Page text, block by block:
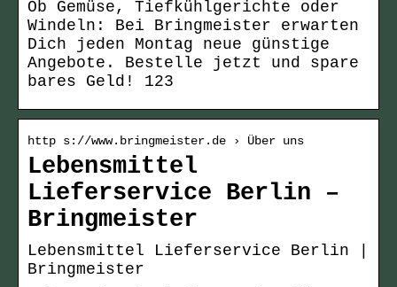
Ob Gemüse, Tiefkühlgerichte oder
Windeln: Bei Bringmeister erwarten
Dich jeden Montag neue günstige
Angebote. Bestelle jetzt und spare
bares Geld! 123
http s://www.bringmeister.de › Über uns
Lebensmittel
Lieferservice Berlin –
Bringmeister
Lebensmittel Lieferservice Berlin |
Bringmeister